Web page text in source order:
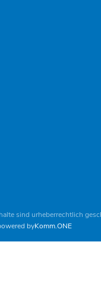
sind urheberrechtlich
byKomm.ONE